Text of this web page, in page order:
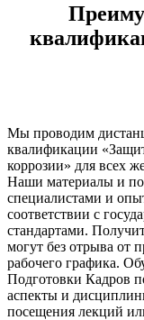
Мы проводим
квалификации
коррозии» для всех
Наши материалы и
специалистами и
соответствии с
стандартами.
могут без отрыва от
рабочего графика.
Подготовки Кадров
аспекты и
посещения лекций